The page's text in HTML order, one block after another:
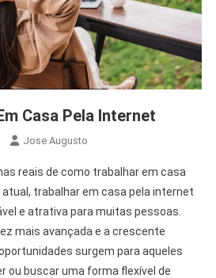
Casa Pela Internet
Jose Augusto
reais de como trabalhar em casa
trabalhar em casa pela internet
e atrativa para muitas pessoas.
mais avançada e a crescente
surgem para aqueles
ou buscar uma forma flexível de